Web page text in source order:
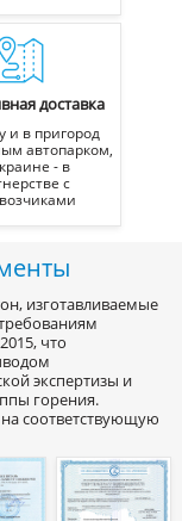
доставка
и в пригород
автопарком,
- в
с
изготавливаемые
что
экспертизы и
горения.
соответствующую